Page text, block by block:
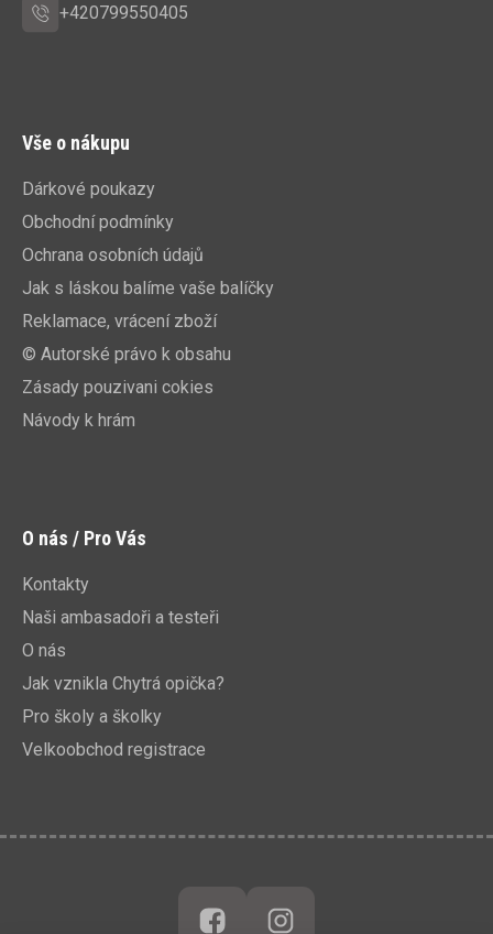
+420799550405
Vše o nákupu
Dárkové poukazy
Obchodní podmínky
Ochrana osobních údajů
Jak s láskou balíme vaše balíčky
Reklamace, vrácení zboží
© Autorské právo k obsahu
Zásady pouzivani cokies
Návody k hrám
O nás / Pro Vás
Kontakty
Naši ambasadoři a testeři
O nás
Jak vznikla Chytrá opička?
Pro školy a školky
Velkoobchod registrace